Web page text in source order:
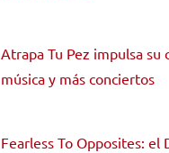
Atrapa Tu Pez impulsa su
música y más conciertos
Fearless To Opposites: el